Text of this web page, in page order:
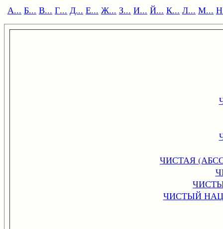
А... Б... В... Г... Д... Е... Ж... З... И... Й... К... Л... М...
ЧИСТАЯ
ЧИСТЫЙ